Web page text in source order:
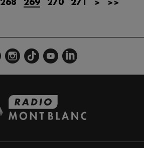
268 269 270 271 > >>